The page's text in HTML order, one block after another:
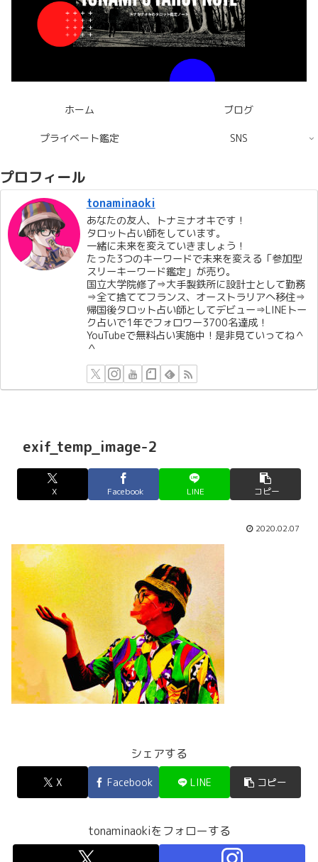
ホーム ブログ
プライベート鑑定 SNS
プロフィール
tonaminaoki
あなたの友人、トナミナオキです！
タロット占い師をしています。
一緒に未来を変えていきましょう！
たった3つのキーワードで未来を変える「参加型
スリーキーワード鑑定」が売り。
国立大学院修了⇒大手製鉄所に設計士として勤務
⇒全て捨ててフランス、オーストラリアへ移住⇒
帰国後タロット占い師としてデビュー⇒LINEトー
ク占いで1年でフォロワー3700名達成！
YouTubeで無料占い実施中！是非見ていってね＾
＾
exif_temp_image-2
X Facebook LINE コピー
2020.02.07
シェアする
X Facebook LINE コピー
tonaminaokiをフォローする